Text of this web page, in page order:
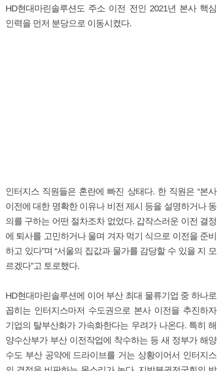
HD현대마린솔루션도 주소 이전 전인 2021년 본사 핵심
인력을 먼저 분당으로 이동시켰다.
인터지스 직원들은 혼란에 빠진 상태다. 한 직원은 “본사
이전에 대한 명확한 이유나 비전 제시 등을 설명하거나 동
의를 구하는 어떤 절차조차 없었다. 갑작스러운 이전 결정
에 퇴사를 고민하거나 울며 겨자 먹기 식으로 이전을 준비
하고 있다”며 “서울의 집값과 물가를 감당할 수 있을 지 모
르겠다”고 토로했다.
HD현대마린솔루션에 이어 부산 최대 물류기업 중 하나로
꼽히는 인터지스마저 수도권으로 본사 이전을 추진하자
기업의 탈부산화가 가속화한다는 우려가 나온다. 특히 해
양수산부가 부산 이전작업에 착수하는 등 새 정부가 해양
수도 부산 공약에 드라이브를 거는 상황이어서 인터지스